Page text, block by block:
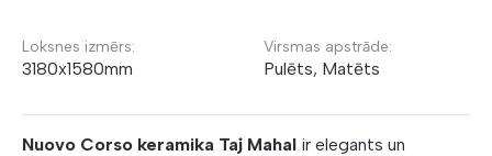
Loksnes izmērs:
3180x1580mm
Virsmas apstrāde:
Pulēts, Matēts
Nuovo Corso keramika Taj Mahal ir elegants un